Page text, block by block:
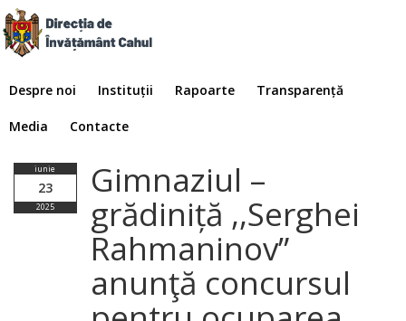
Despre noi Instituții Rapoarte Transparență
Media Contacte
iunie
23
2025
Gimnaziul –
grădiniță ,,Serghei
Rahmaninov”
anunţă concursul